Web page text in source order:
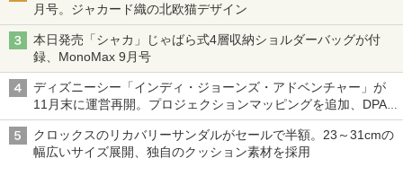
月号。ジャカード織の北欧猫デザイン
本日発売「シャカ」じゃばら式4層収納ショルダーバッグが付
録、MonoMax 9月号
ディズニーシー「インディ・ジョーンズ・アドベンチャー」が
11月末に運営再開。プロジェクションマッピングを追加、DPA
は1500円
クロックスのリカバリーサンダルがセールで半額。23～31cmの
幅広いサイズ展開、独自のクッション素材を採用